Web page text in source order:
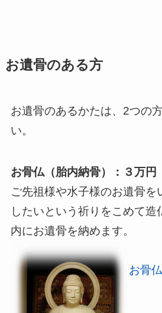
お遺骨のある方
お遺骨のあるかたは、2つの
い。
お骨仏（胎内納骨）：３万円
ご先祖様や水子様のお遺骨を
したいという祈りをこめて造
内にお遺骨を納めます。
お骨